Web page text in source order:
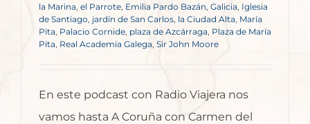
la Marina, el Parrote Emilia Pardo Bazán, Galicia, Iglesia
de Santiago, jardín de San Carlos la Ciudad Alta María
Pita, Palacio Cornide plaza de Azcárraga Plaza de María
Pita Real Academia Galega, Sir John Moore
En este podcast con Radio Viajera nos
vamos hasta A Coruña con Carmen del